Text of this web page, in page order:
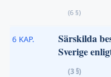
(6 §)
6 KAP.
Särskilda
Sverige
(3 §)